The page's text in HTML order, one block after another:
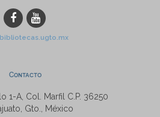
Contacto
1-A, Col. Marfil C.P. 36250
Gto., México